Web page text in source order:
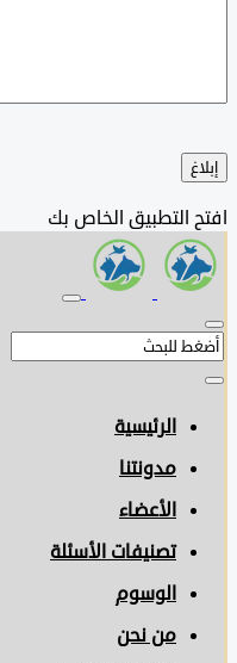
التطبيق الخاص بك
الرئيسية
مدونتنا
الأعضاء
تصنيفات الأسئلة
الوسوم
من نحن